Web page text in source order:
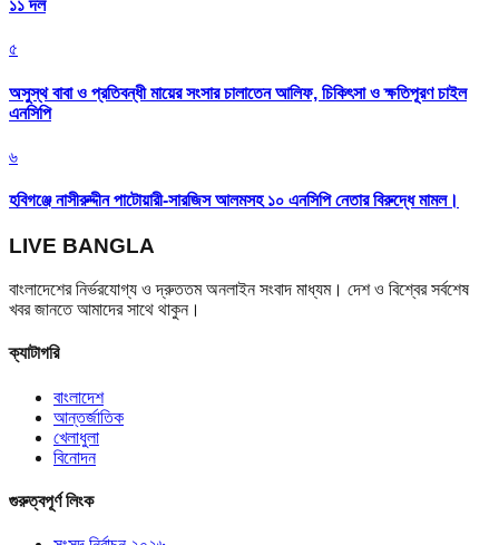
১১ দল
৫
অসুস্থ বাবা ও প্রতিবন্ধী মায়ের সংসার চালাতেন আলিফ, চিকিৎসা ও ক্ষতিপূরণ চাইল
এনসিপি
৬
হবিগঞ্জে নাসীরুদ্দীন পাটোয়ারী-সারজিস আলমসহ ১০ এনসিপি নেতার বিরুদ্ধে মামল।
LIVE BANGLA
বাংলাদেশের নির্ভরযোগ্য ও দ্রুততম অনলাইন সংবাদ মাধ্যম। দেশ ও বিশ্বের সর্বশেষ
খবর জানতে আমাদের সাথে থাকুন।
ক্যাটাগরি
বাংলাদেশ
আন্তর্জাতিক
খেলাধুলা
বিনোদন
গুরুত্বপূর্ণ লিংক